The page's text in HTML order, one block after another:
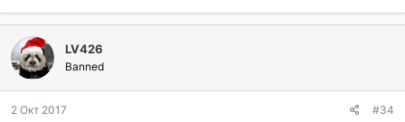
LV426
Banned
2 Окт 2017 #34